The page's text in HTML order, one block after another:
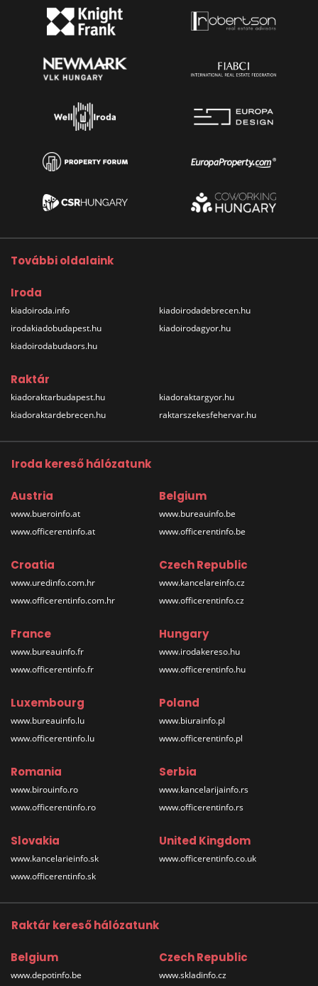
További oldalaink
Iroda
kiadoiroda.info
irodakiadobudapest.hu
kiadoirodabudaors.hu
kiadoirodadebrecen.hu
kiadoirodagyor.hu
Raktár
kiadoraktarbudapest.hu
kiadoraktardebrecen.hu
kiadoraktargyor.hu
raktarszekesfehervar.hu
Iroda kereső hálózatunk
Austria
www.bueroinfo.at
www.officerentinfo.at
Belgium
www.bureauinfo.be
www.officerentinfo.be
Croatia
www.uredinfo.com.hr
www.officerentinfo.com.hr
Czech Republic
www.kancelareinfo.cz
www.officerentinfo.cz
France
www.bureauinfo.fr
www.officerentinfo.fr
Hungary
www.irodakereso.hu
www.officerentinfo.hu
Luxembourg
www.bureauinfo.lu
www.officerentinfo.lu
Poland
www.biurainfo.pl
www.officerentinfo.pl
Romania
www.birouinfo.ro
www.officerentinfo.ro
Serbia
www.kancelarijainfo.rs
www.officerentinfo.rs
Slovakia
www.kancelarieinfo.sk
www.officerentinfo.sk
United Kingdom
www.officerentinfo.co.uk
Raktár kereső hálózatunk
Belgium
www.depotinfo.be
Czech Republic
www.skladinfo.cz